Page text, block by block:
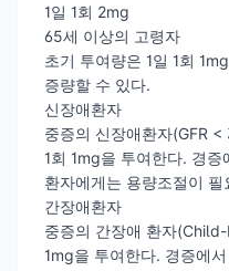
1일 1회 2mg
65세 이상의 고령자
초기 투여량은 1일 1회
증량할 수 있다.
신장애환자
중증의 신장애환자(GFR
1회 1mg을 투여한다. 경증
환자에게는 용량조절이 필
간장애환자
중증의 간장애 환자
1mg을 투여한다. 경증에